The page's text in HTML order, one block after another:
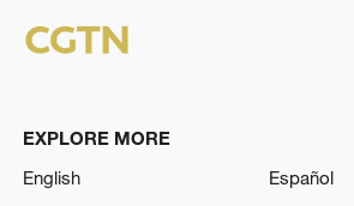
EXPLORE MORE
English
Español